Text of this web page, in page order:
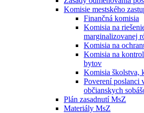
Komisie mestského
Finančná komisia
Komisia na
marginalizovanej
Komisia na
Komisia na
bytov
Komisia školstva,
Poverení poslanci
občianskych
Plán zasadnutí MsZ
Materiály MsZ